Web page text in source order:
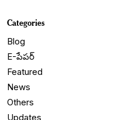
Categories
Blog
E-పేపర్
Featured
News
Others
Updates